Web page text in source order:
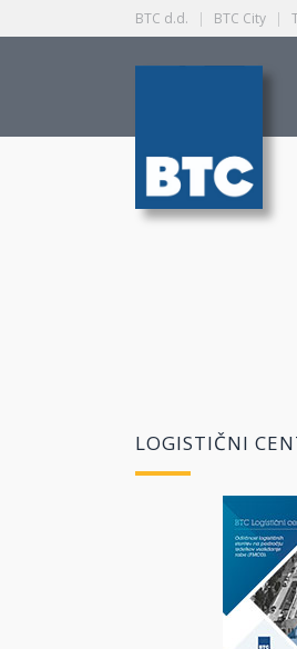
BTC d.d. | BTC City |
LOGISTIČNI